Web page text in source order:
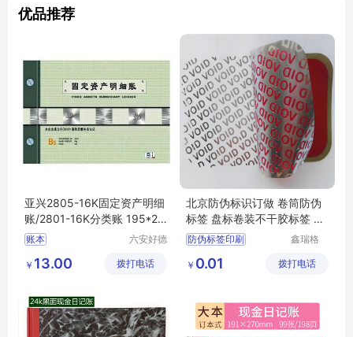
优品推荐
亚兴2805-16K固定资产明细
账/2801-16K分类账 195*27
3mm98张
账本
六安好德
公司
￥ 13.00 拨打电话
北京防伪标识订做 卷筒防伪
标签 盘标卷装不干胶标签 防
伪标识印刷厂
防伪标签印刷
一物一码溯源防窜货系统
鑫瑞格
科技有限
￥ 0.01 拨打电话